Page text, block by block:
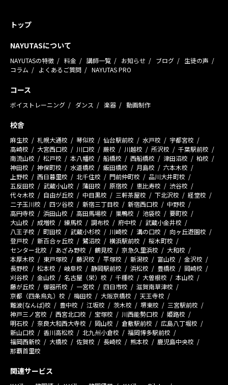
トップ
NAYUTASについて
NAYUTASの特徴 料金 講師一覧 お知らせ ブログ
生徒の声
コラム
よくあるご質問 NAYUTAS PRO
コース
ボイストレーニング ダンス 楽器 動画制作
校舎
麻生校 札幌大通校 琴似校 仙台駅前校 水戸校
宇都宮校
高崎校
大宮西口校 川口校 蕨校 川越校 所沢校
千葉駅前校
南流山校
松戸校 本八幡校 船橋校 西船橋校 津田沼校
柏校
神田校
神保町校 水道橋校 飯田橋校 月島校
六本木校
上野校
西日暮里校 北千住校 門前仲町校
品川大井町校
五反田校
武蔵小山校 蒲田校 原宿校 恵比寿校
渋谷校
代々木校
自由が丘校 中目黒校 三軒茶屋校 下北沢校
経堂校
二子玉川校
四ツ谷校 新宿三丁目校 新宿西口校
中野校
高円寺校
浜田山校 高田馬場校 巣鴨校 池袋校
要町校
大山校
成増校 練馬校 調布校 府中校
武蔵小金井校
八王子校
町田校 武蔵小杉校 川崎校 溝の口校
向ヶ丘遊園校
登戸校
新百合ヶ丘校 鷺沼校 横浜駅前校
桜木町校
センター北校
あざみ野校 鶴見校 京急久里浜校
大和校
本厚木校
東戸塚校 藤沢校 平塚校 新潟校 富山校
金沢校
長野校
松本校 岐阜校 静岡駅前校 浜松校 豊橋校
岡崎校
刈谷校
金山校 名古屋（栄）校 千種校 大曽根校
本山校
藤が丘校
御器所校 一宮校 四日市校
滋賀南草津校
京都（四条烏丸）校
梅田校 大阪京橋校
天王寺校
難波(なんば)校
豊中校 江坂校 茨木校 堺東校
三宮駅前校
神戸三ノ宮校
西宮北口校 宝塚校 川西能勢口校
姫路校
明石校
奈良大和西大寺校 岡山校 倉敷駅前校
広島八丁堀校
新山口校
香川高松校 北九州小倉校
福岡博多駅前校
福岡西新校
大橋校 佐賀校 長崎校 熊本校
鹿児島中央校
那覇首里校
関連サービス